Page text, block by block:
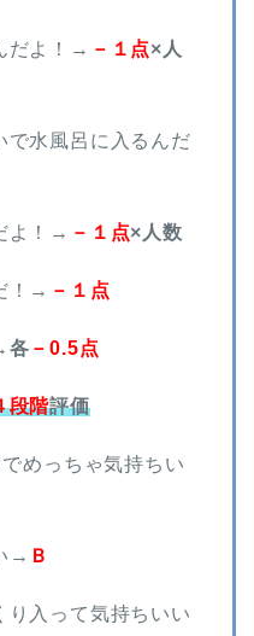
だよ！→ －１点×人
で水風呂に入るんだ
よ！→ －１点×人数
！→ －１点
各 －0.5点
段階評価
めっちゃ気持ちい
→ Ｂ
り入って気持ちいい